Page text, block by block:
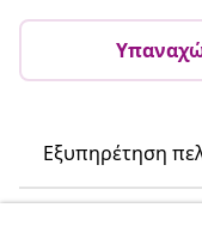
Εξυπηρέτηση